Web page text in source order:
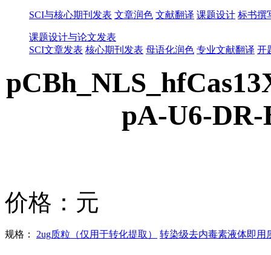
SCI与核心期刊发表 文章润色 文献翻译 课题设计 标书撰
课题设计与论文发表
SCI文章发表 核心期刊发表 母语化润色 专业文献翻译 开
pA-U6-
价格： 元
规格： 2ug质粒（仅用于转化提取） 转染级去内毒素液体即用